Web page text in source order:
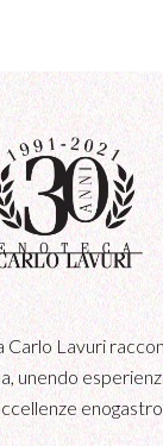
Carlo Lavuri
unendo